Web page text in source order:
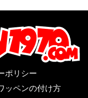
ポリシー
ッペンの付け方